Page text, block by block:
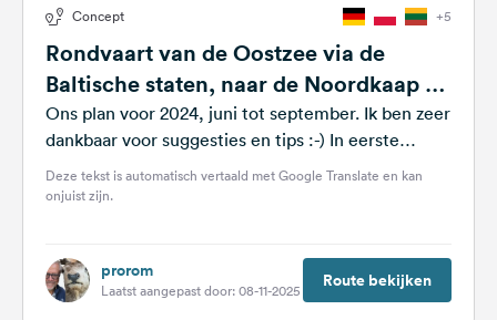
Concept +5
Rondvaart van de Oostzee via de
Baltische staten, naar de Noordkaap en
terug via Noorwegen/Zweden
Ons plan voor 2024, juni tot september. Ik ben zeer
dankbaar voor suggesties en tips :-) In eerste
instantie besloot ik...
Deze tekst is automatisch vertaald met Google Translate en kan
onjuist zijn.
prorom
Laatst aangepast door: 08-11-2025 Route bekijken